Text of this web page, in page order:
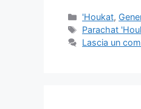
'Houkat,
Parachat
Lascia un